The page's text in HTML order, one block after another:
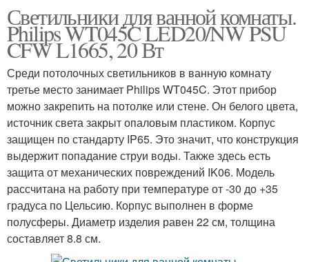
Светильники для ванной комнаты.
Philips WT045C LED20/NW PSU
CFW L1665, 20 Вт
Среди потолочных светильников в ванную комнату
третье место занимает Philips WT045C. Этот прибор
можно закрепить на потолке или стене. Он белого цвета,
источник света закрыт опаловым пластиком. Корпус
защищен по стандарту IP65. Это значит, что конструкция
выдержит попадание струи воды. Также здесь есть
защита от механических повреждений IK06. Модель
рассчитана на работу при температуре от -30 до +35
градуса по Цельсию. Корпус выполнен в форме
полусферы. Диаметр изделия равен 22 см, толщина
составляет 8.8 см.